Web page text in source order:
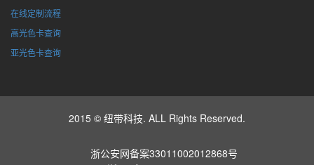
在线定制流程
高光色卡查询
亚光色卡查询
2015 © 纽带科技. ALL Rights Reserved.
浙公安网备案33011002012868号